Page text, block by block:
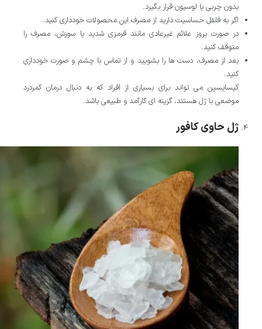
بدون چربی یا لوسیون قرار بگیرد.
اگر به فلفل حساسیت دارید از مصرف این محصولات خودداری کنید.
در صورت بروز علائم غیرعادی مانند قرمزی شدید یا سوزش، مصرف را
متوقف کنید.
بعد از مصرف، دست ها را بشویید و از تماس با چشم و صورت خودداری
کنید.
کپسایسین می تواند برای بسیاری از افراد که به دنبال درمان کمردرد
موضعی با ژل هستند، گزینه ای کارآمد و طبیعی باشد.
ژل حاوی کافور